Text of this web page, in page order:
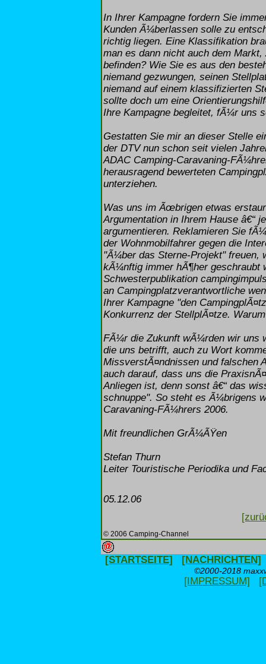
In Ihrer Kampagne fordern Sie
Kunden Ã¼berlassen solle zu
richtig liegen. Eine Klassifikation
man es dann nicht auch dem
befinden? Wie Sie es aus den
niemand gezwungen, seinen
niemand auf einem klassifizierten
sollte doch um eine
Ihre Kampagne begleitet, fÃ¼r uns
Gestatten Sie mir an dieser Stelle
der DTV nun schon seit vielen
ADAC Camping-Caravaning-
herausragend bewerteten
unterziehen.
Was uns im Ãœbrigen etwas
Argumentation in Ihrem Hause â€“
argumentieren. Reklamieren Sie
der Wohnmobilfahrer gegen die
"Ã¼ber das Sterne-Projekt" freuen,
kÃ¼nftig immer hÃ¶her geschraubt
Schwesterpublikation
an Campingplatzverantwortliche
Ihrer Kampagne "den
Konkurrenz der StellplÃ¤tze.
FÃ¼r die Zukunft wÃ¼rden wir uns
die uns betrifft, auch zu Wort
MissverstÃ¤ndnissen und falschen
auch darauf, dass uns die
Anliegen ist, denn sonst â€“ das
schnuppe". So steht es Ã¼brigens
Caravaning-FÃ¼hrers 2006.
Mit freundlichen GrÃ¼ÃŸen
Stefan Thurn
Leiter Touristische Periodika und
05.12.06
© 2006 Camping-Channel
[STARTSEITE] [NACHRICHTEN]
©2000-2018
[IMPRESSUM]